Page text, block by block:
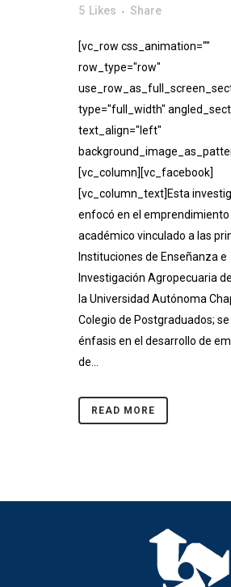
5 Likes Share
[vc_row css_animation=""
row_type="row"
type="full_width"
text_align="left"
[vc_column][vc_facebook]
[vc_column_text]Esta
enfocó en el emprendimiento
académico vinculado a las
Instituciones de Enseñanza e
Investigación Agropecuaria
la Universidad Autónoma
Colegio de Postgraduados;
énfasis en el desarrollo de
de...
READ MORE